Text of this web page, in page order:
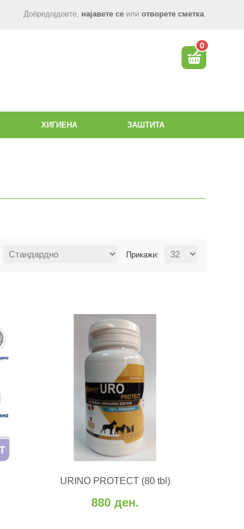
Добредојдовте, најавете се или отворете сметка.
0
ХИГИЕНА ЗАШТИТА
Прикажи:
URINO PROTECT (80 tbl)
880 ден.
Додај во желби Додај за споредба